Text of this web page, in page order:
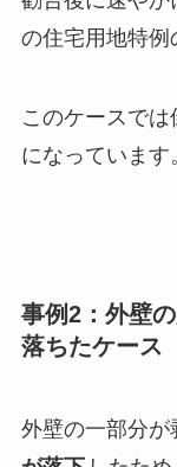
の住宅用地特例
このケースで
になっています
事例2：外壁
落ちたケース
外壁の一部分が